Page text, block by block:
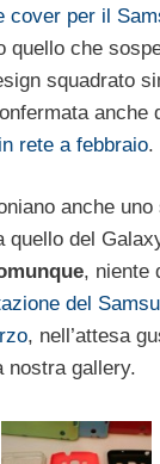
cover per il
quello che
squadrato
anche
rete a febbraio.
anche
quello del
, niente
del
, nell’attesa
nostra gallery.